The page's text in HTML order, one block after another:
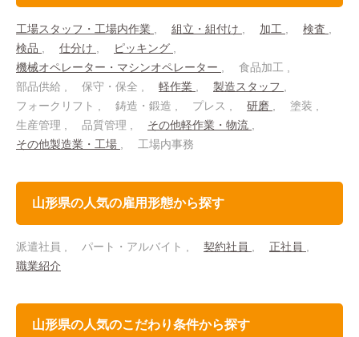
工場スタッフ・工場内作業 組立・組付け 加工
検査
検品
仕分け
ピッキング
機械オペレーター・マシンオペレーター
食品加工
部品供給
保守・保全 軽作業
製造スタッフ
フォークリフト
鋳造・鍛造 プレス 研磨
塗装
生産管理
品質管理
その他軽作業・物流
その他製造業・工場
工場内事務
山形県の人気の雇用形態から探す
派遣社員 パート・アルバイト 契約社員
正社員
職業紹介
山形県の人気のこだわり条件から探す